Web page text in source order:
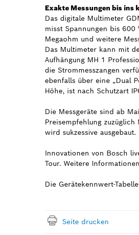
Exakte Messungen bis
Das digitale Multimeter
misst Spannungen bis
Megaohm und weitere
Das Multimeter kann mit
Aufhängung MH 1
die Strommesszangen
ebenfalls über eine „Dual
Höhe, ist nach Schutzart
Die Messgeräte sind ab
Preisempfehlung
wird sukzessive ausgebaut.
Innovationen von Bosch
Tour. Weitere
Die Gerätekennwert-
Seite drucken